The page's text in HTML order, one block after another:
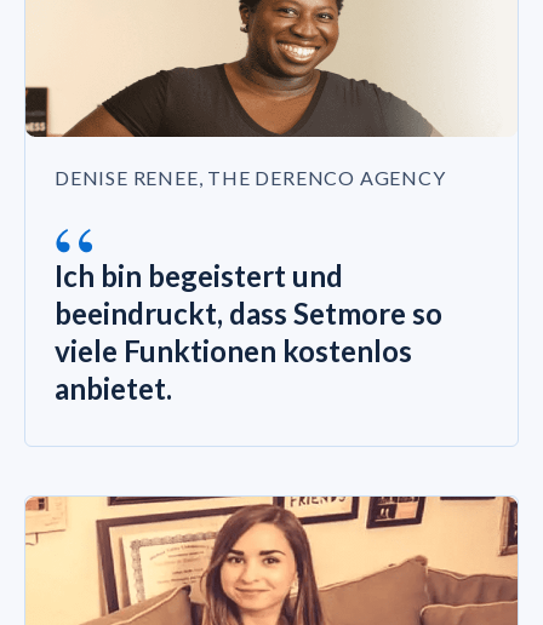
DENISE RENEE, THE DERENCO AGENCY
“
Ich bin begeistert und
beeindruckt, dass Setmore so
viele Funktionen kostenlos
anbietet.